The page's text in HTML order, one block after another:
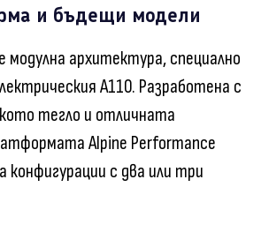
и бъдещи модели
модулна архитектура, специално
A110. Разработена с
тегло и отличната
Alpine Performance
с два или три